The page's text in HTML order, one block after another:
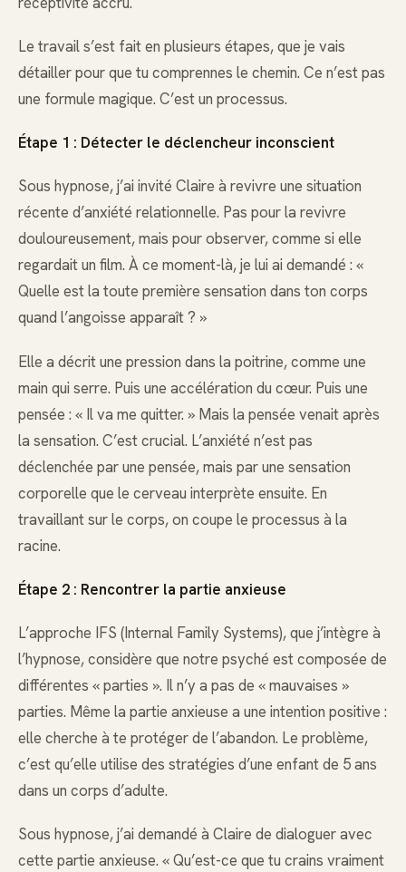
Le travail s’est fait en plusieurs étapes, que je vais
détailler pour que tu comprennes le chemin. Ce n’est pas
une formule magique. C’est un processus.
Étape 1 : Détecter le déclencheur inconscient
Sous hypnose, j’ai invité Claire à revivre une situation
récente d’anxiété relationnelle. Pas pour la revivre
douloureusement, mais pour observer, comme si elle
regardait un film. À ce moment-là, je lui ai demandé : «
Quelle est la toute première sensation dans ton corps
quand l’angoisse apparaît ? »
Elle a décrit une pression dans la poitrine, comme une
main qui serre. Puis une accélération du cœur. Puis une
pensée : « Il va me quitter. » Mais la pensée venait après
la sensation. C’est crucial. L’anxiété n’est pas
déclenchée par une pensée, mais par une sensation
corporelle que le cerveau interprète ensuite. En
travaillant sur le corps, on coupe le processus à la
racine.
Étape 2 : Rencontrer la partie anxieuse
L’approche IFS (Internal Family Systems), que j’intègre à
l’hypnose, considère que notre psyché est composée de
différentes « parties ». Il n’y a pas de « mauvaises »
parties. Même la partie anxieuse a une intention positive :
elle cherche à te protéger de l’abandon. Le problème,
c’est qu’elle utilise des stratégies d’une enfant de 5 ans
dans un corps d’adulte.
Sous hypnose, j’ai demandé à Claire de dialoguer avec
cette partie anxieuse. « Qu’est-ce que tu crains vraiment